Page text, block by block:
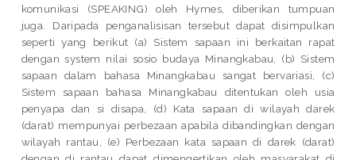
komunikasi (SPEAKING) oleh Hymes, diberikan tumpuan
juga. Daripada penganalisisan tersebut dapat disimpulkan
seperti yang berikut (a) Sistem sapaan ini berkaitan rapat
dengan system nilai sosio budaya Minangkabau, (b) Sistem
sapaan dalam bahasa Minangkabau sangat bervariasi, (c)
Sistem sapaan bahasa Minangkabau ditentukan oleh usia
penyapa dan si disapa, (d) Kata sapaan di wilayah darek
(darat) mempunyai perbezaan apabila dibandingkan dengan
wilayah rantau, (e) Perbezaan kata sapaan di darek (darat)